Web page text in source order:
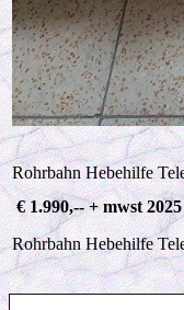
Rohrbahn Hebehilfe
€ 1.990,-- + mwst 2025
Rohrbahn Hebehilfe